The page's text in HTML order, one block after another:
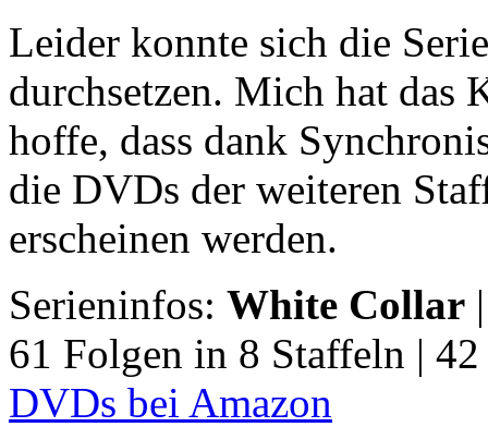
Leider konnte sich die
durchsetzen. Mich hat das
hoffe, dass dank
die DVDs der weiteren
erscheinen werden.
Serieninfos: White Collar
61 Folgen in 8 Staffeln |
DVDs bei Amazon